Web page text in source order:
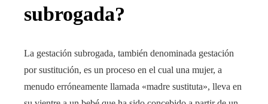
subrogada?
La gestación subrogada, también denominada gestación
por sustitución, es un proceso en el cual una mujer, a
menudo erróneamente llamada «madre sustituta», lleva en